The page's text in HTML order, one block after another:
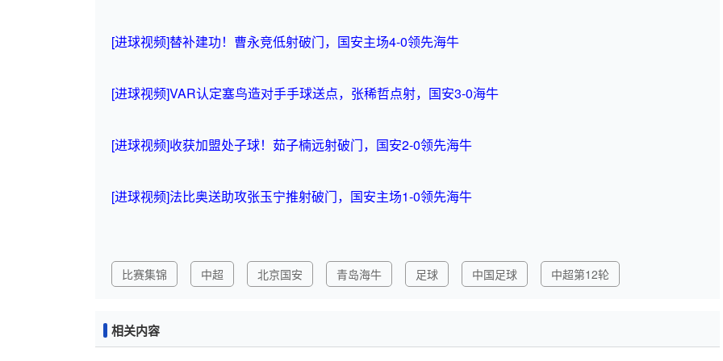
[进球视频]替补建功！曹永竞低射破门，国安主场4-0领先海牛
[进球视频]VAR认定塞鸟造对手手球送点，张稀哲点射，国安3-0海牛
[进球视频]收获加盟处子球！茹子楠远射破门，国安2-0领先海牛
[进球视频]法比奥送助攻张玉宁推射破门，国安主场1-0领先海牛
比赛集锦 中超 北京国安 青岛海牛 足球 中国足球 中超第12轮
相关内容